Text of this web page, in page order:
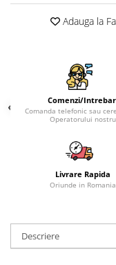
Adauga la
Comenzi/
Comanda telefonic sau
Operatorului nostru
Livrare Rapida
Oriunde in Romania
Descriere